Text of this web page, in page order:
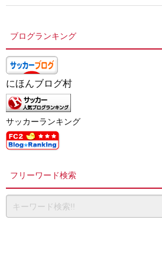
ブログランキング
にほんブログ村
サッカーランキング
フリーワード検索